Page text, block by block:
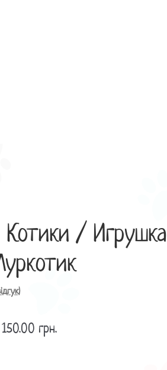
Котики / Игрушка
150.00 грн.